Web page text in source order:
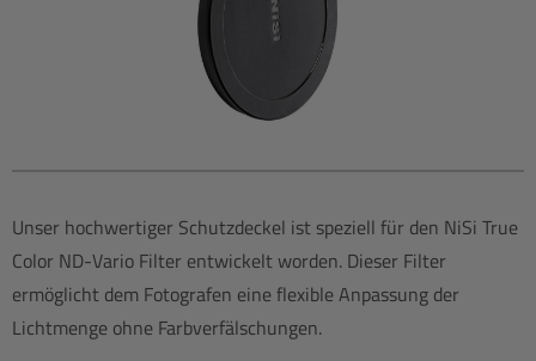
Unser hochwertiger Schutzdeckel ist speziell für den NiSi True
Color ND-Vario Filter entwickelt worden. Dieser Filter
ermöglicht dem Fotografen eine flexible Anpassung der
Lichtmenge ohne Farbverfälschungen.